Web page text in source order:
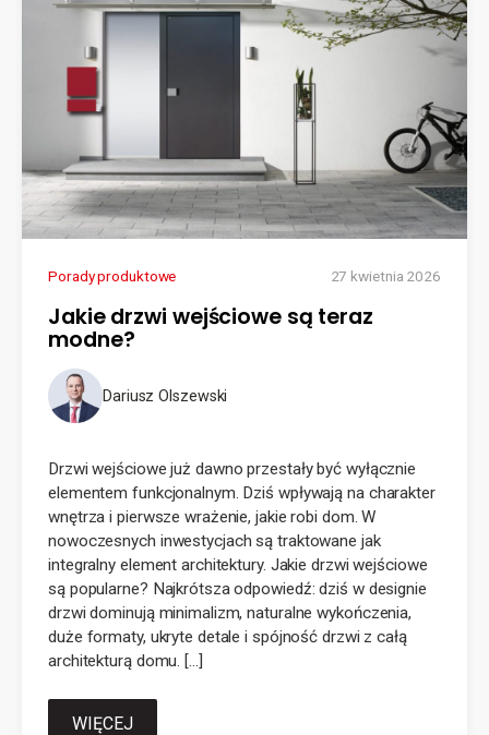
Porady produktowe 27 kwietnia 2026
Jakie drzwi wejściowe są teraz
modne?
Dariusz Olszewski
Drzwi wejściowe już dawno przestały być wyłącznie
elementem funkcjonalnym. Dziś wpływają na charakter
wnętrza i pierwsze wrażenie, jakie robi dom. W
nowoczesnych inwestycjach są traktowane jak
integralny element architektury. Jakie drzwi wejściowe
są popularne? Najkrótsza odpowiedź: dziś w designie
drzwi dominują minimalizm, naturalne wykończenia,
duże formaty, ukryte detale i spójność drzwi z całą
architekturą domu. […]
WIĘCEJ